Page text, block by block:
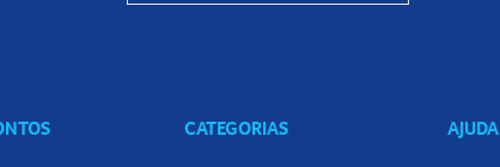
CATEGORIAS AJUDA